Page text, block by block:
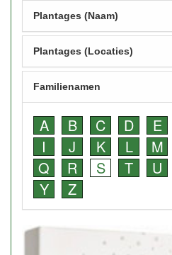
Plantages (Naam)
Plantages (Locaties)
Familienamen
A B C D E
I
J K L M
Q
R S T U
Y
Z